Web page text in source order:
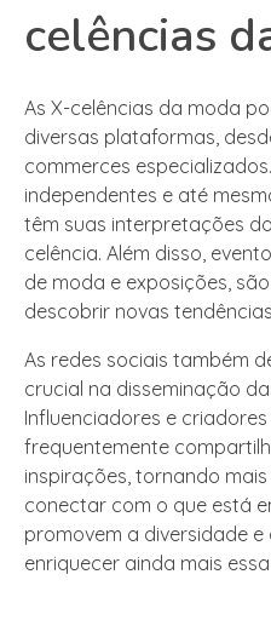
celências
As X-celências da moda
diversas plataformas,
commerces
independentes e até
têm suas interpretações
celência. Além disso,
de moda e exposições,
descobrir novas
As redes sociais também
crucial na disseminação
Influenciadores e
frequentemente
inspirações, tornando
conectar com o que está
promovem a diversidade
enriquecer ainda mais